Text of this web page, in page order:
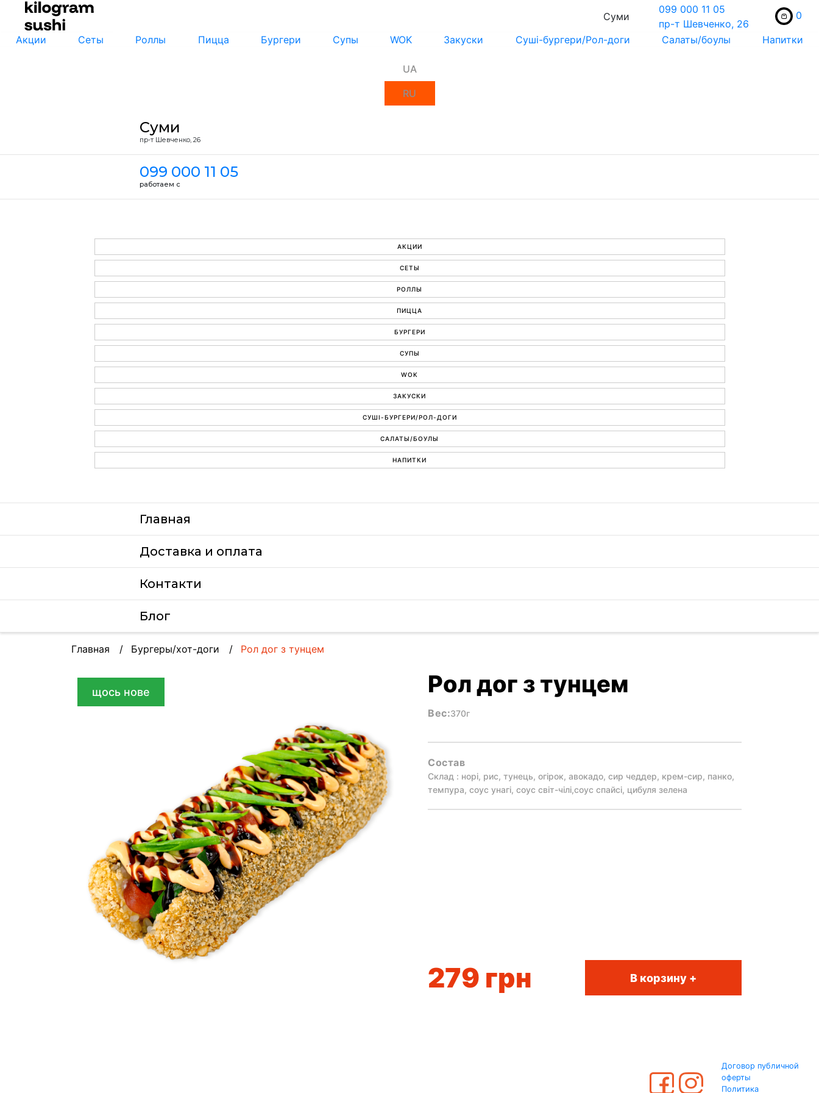
Суми
099 000 11 05
пр-т Шевченко, 26
0
Акции Сеты Роллы Пицца Бургери Супы WOK Закуски Суші-бургери/Рол-доги Салаты/боулы Напитки
UA
RU
Суми
пр-т Шевченко, 26
099 000 11 05
работаем с
АКЦИИ
СЕТЫ
РОЛЛЫ
ПИЦЦА
БУРГЕРИ
СУПЫ
WOK
ЗАКУСКИ
СУШІ-БУРГЕРИ/РОЛ-ДОГИ
САЛАТЫ/БОУЛЫ
НАПИТКИ
Главная
Доставка и оплата
Контакти
Блог
Главная Бургеры/хот-доги Рол дог з тунцем
щось нове Рол дог з тунцем
Вес:370г
Состав
Склад : норі, рис, тунець, огірок, авокадо, сир чеддер, крем-сир, панко,
темпура, соус унагі, соус світ-чілі,соус спайсі, цибуля зелена
279 грн В корзину +
Договор публичной
оферты
Политика